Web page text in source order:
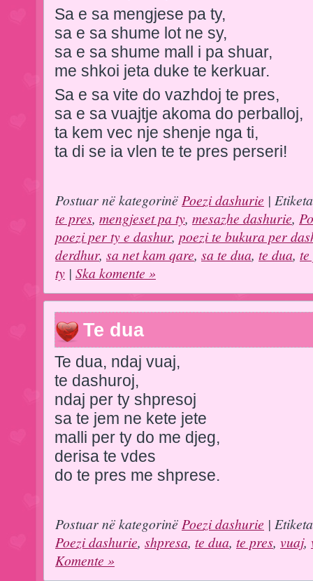
Sa e sa mengjese pa ty,
sa e sa shume lot ne sy,
sa e sa shume mall i pa shuar,
me shkoi jeta duke te kerkuar.
Sa e sa vite do vazhdoj te pres,
sa e sa vuajtje akoma do perballoj,
ta kem vec nje shenje nga ti,
ta di se ia vlen te te pres perseri!
Postuar në kategorinë Poezi dashurie |
te pres, mengjeset pa ty, mesazhe dashurie,
poezi per ty e dashur, poezi te bukura per
derdhur, sa net kam qare, sa te dua, te dua,
ty | Ska komente »
Te dua
Te dua, ndaj vuaj,
te dashuroj,
ndaj per ty shpresoj
sa te jem ne kete jete
malli per ty do me djeg,
derisa te vdes
do te pres me shprese.
Postuar në kategorinë Poezi dashurie |
Poezi dashurie, shpresa, te dua, te pres, vuaj,
Komente »